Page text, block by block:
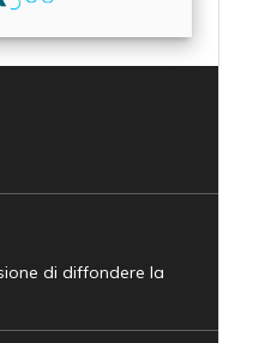
di diffondere la